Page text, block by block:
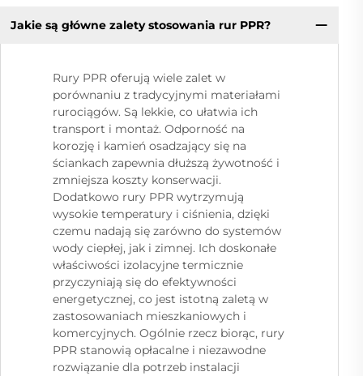
Jakie są główne zalety stosowania rur PPR?
Rury PPR oferują wiele zalet w
porównaniu z tradycyjnymi materiałami
rurociągów. Są lekkie, co ułatwia ich
transport i montaż. Odporność na
korozję i kamień osadzający się na
ściankach zapewnia dłuższą żywotność i
zmniejsza koszty konserwacji.
Dodatkowo rury PPR wytrzymują
wysokie temperatury i ciśnienia, dzięki
czemu nadają się zarówno do systemów
wody ciepłej, jak i zimnej. Ich doskonałe
właściwości izolacyjne termicznie
przyczyniają się do efektywności
energetycznej, co jest istotną zaletą w
zastosowaniach mieszkaniowych i
komercyjnych. Ogólnie rzecz biorąc, rury
PPR stanowią opłacalne i niezawodne
rozwiązanie dla potrzeb instalacji